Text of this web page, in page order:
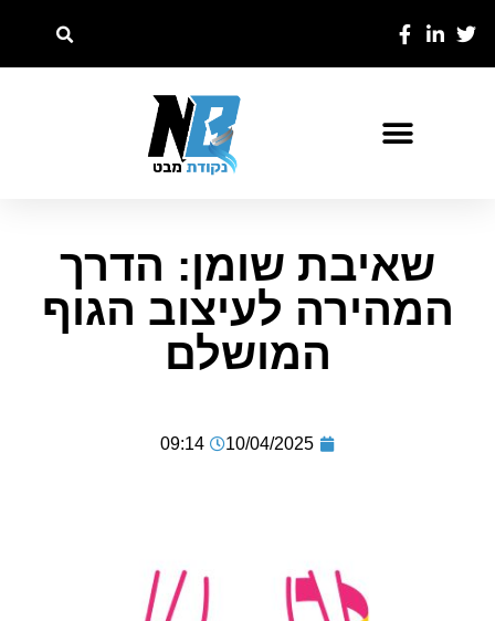
שאיבת שומן: הדרך
המהירה לעיצוב הגוף
המושלם
10/04/2025
09:14